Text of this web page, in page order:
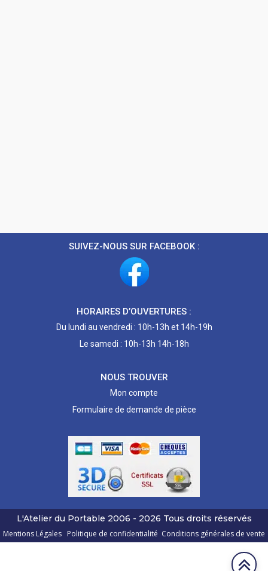
SUIVEZ-NOUS SUR FACEBOOK :
HORAIRES D’OUVERTURES :
Du lundi au vendredi : 10h-13h et 14h-19h
Le samedi : 10h-13h 14h-18h
NOUS TROUVER
Mon compte
Formulaire de demande de pièce
L'Atelier du Portable 2006 - 2026 Tous droits réservés
Mentions Légales Politique de confidentialité Conditions générales de vente